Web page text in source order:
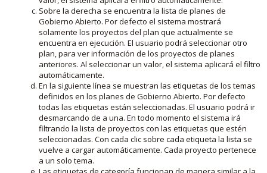
Sobre la derecha se encuentra la lista de planes de
Gobierno Abierto. Por defecto el sistema mostrará
solamente los proyectos del plan que actualmente se
encuentra en ejecución. El usuario podrá seleccionar otro
plan, para ver información de los proyectos de planes
anteriores. Al seleccionar un valor, el sistema aplicará el filtro
automáticamente.
En la siguiente línea se muestran las etiquetas de los temas
definidos en los planes de Gobierno Abierto. Por defecto
todas las etiquetas están seleccionadas. El usuario podrá ir
desmarcando de a una. En todo momento el sistema irá
filtrando la lista de proyectos con las etiquetas que estén
seleccionadas. Con cada clic sobre cada etiqueta la lista se
vuelve a cargar automáticamente. Cada proyecto pertenece
a un solo tema.